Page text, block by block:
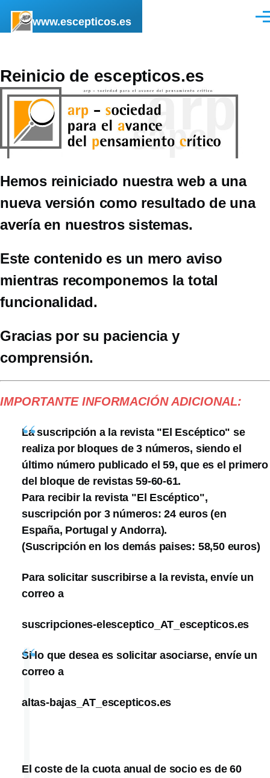
www.escepticos.es
Reinicio de escepticos.es
Hemos reiniciado nuestra web a una
nueva versión como resultado de una
avería en nuestros sistemas.
Este contenido es un mero aviso
mientras recomponemos la total
funcionalidad.
Gracias por su paciencia y
comprensión.
IMPORTANTE INFORMACIÓN ADICIONAL:
La suscripción a la revista "El Escéptico" se
realiza por bloques de 3 números, siendo el
último número publicado el 59, que es el primero
del bloque de revistas 59-60-61.
Para recibir la revista "El Escéptico",
suscripción por 3 números: 24 euros (en
España, Portugal y Andorra).
(Suscripción en los demás paises: 58,50 euros)
Para solicitar suscribirse a la revista, envíe un
correo a
suscripciones-elesceptico_AT_escepticos.es
Si lo que desea es solicitar asociarse, envíe un
correo a
altas-bajas_AT_escepticos.es
El coste de la cuota anual de socio es de 60